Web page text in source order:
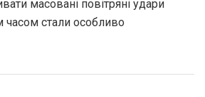
масовані повітряні удари
часом стали особливо